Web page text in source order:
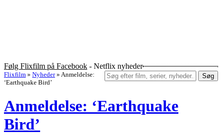
Følg Flixfilm på Facebook - Netflix nyheder
Søg
Flixfilm » Nyheder » Anmeldelse:
‘Earthquake Bird’
Anmeldelse: ‘Earthquake
Bird’